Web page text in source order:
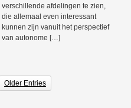
verschillende afdelingen te zien,
die allemaal even interessant
kunnen zijn vanuit het perspectief
van autonome […]
Older Entries